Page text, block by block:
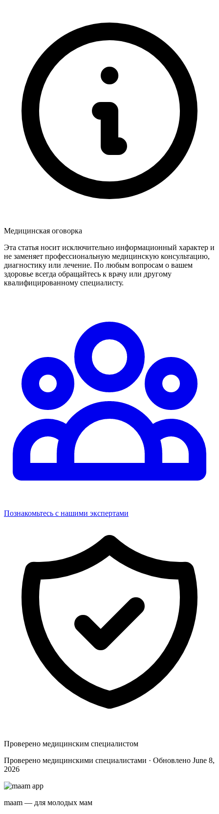
Медицинская оговорка
Эта статья носит исключительно информационный характер и
не заменяет профессиональную медицинскую консультацию,
диагностику или лечение. По любым вопросам о вашем
здоровье всегда обращайтесь к врачу или другому
квалифицированному специалисту.
Познакомьтесь с нашими экспертами
Проверено медицинским специалистом
Проверено медицинскими специалистами · Обновлено June 8,
2026
maam — для молодых мам